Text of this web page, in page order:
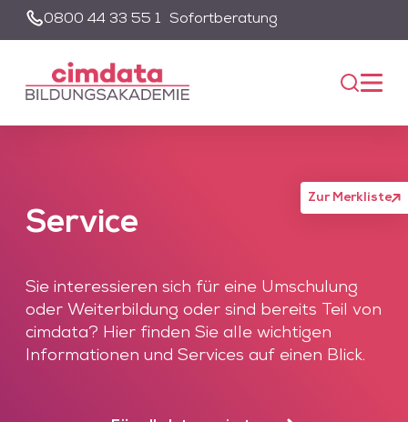
0800 44 33 55 1 Sofortberatung
Zur Merkliste
Unsere Suche wird von einem KI-gestützten Chatbot-System
der Datenschutzerklärung zustimmen und die entsprechenden
Service
Sie interessieren sich für eine Umschulung
oder Weiterbildung oder sind bereits Teil von
cimdata? Hier finden Sie alle wichtigen
Informationen und Services auf einen Blick.